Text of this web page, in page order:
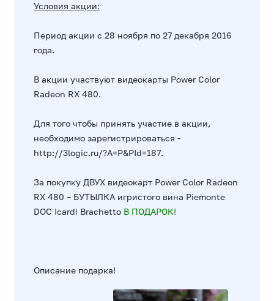
Условия акции:
Период акции с 28 ноября по 27 декабря 2016
года.
В акции участвуют видеокарты Power Color
Radeon RX 480.
Для того чтобы принять участие в акции,
необходимо зарегистрироваться -
http://3logic.ru/?A=P&PId=187.
За покупку ДВУХ видеокарт Power Color Radeon
RX 480 – БУТЫЛКА игристого вина Piemonte
DOC Icardi Brachetto В ПОДАРОК!
Описание подарка!